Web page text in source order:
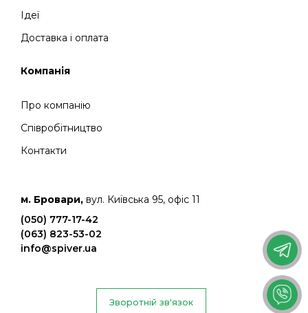
Ідеї
Доставка і оплата
Компанія
Про компанію
Співробітництво
Контакти
м. Бровари, вул. Київська 95, офіс 11
(050) 777-17-42
(063) 823-53-02
info@spiver.ua
Зворотній зв'язок